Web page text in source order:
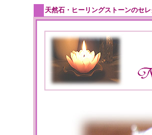
天然石・ヒーリングストーンのセ